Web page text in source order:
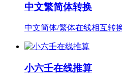
中文繁简体转换
中文简体/繁体在线相互转
小六壬在线推算